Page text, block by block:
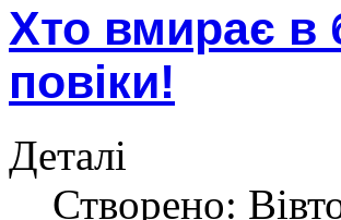
Хто вмирає в
повіки!
Деталі
Створено: